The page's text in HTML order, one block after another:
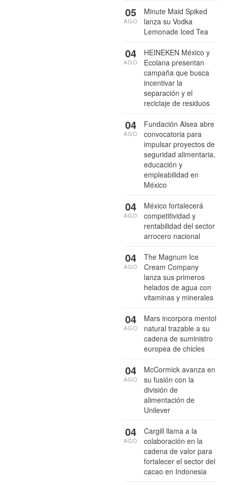
Minute Maid Spiked
lanza su Vodka
Lemonade Iced Tea
05
AGO
HEINEKEN México y
Ecolana presentan
campaña que busca
incentivar la
separación y el
reciclaje de residuos
04
AGO
Fundación Alsea abre
convocatoria para
impulsar proyectos de
seguridad alimentaria,
educación y
empleabilidad en
México
04
AGO
México fortalecerá
competitividad y
rentabilidad del sector
arrocero nacional
04
AGO
The Magnum Ice
Cream Company
lanza sus primeros
helados de agua con
vitaminas y minerales
04
AGO
Mars incorpora mentol
natural trazable a su
cadena de suministro
europea de chicles
04
AGO
McCormick avanza en
su fusión con la
división de
alimentación de
Unilever
04
AGO
Cargill llama a la
colaboración en la
cadena de valor para
fortalecer el sector del
cacao en Indonesia
04
AGO